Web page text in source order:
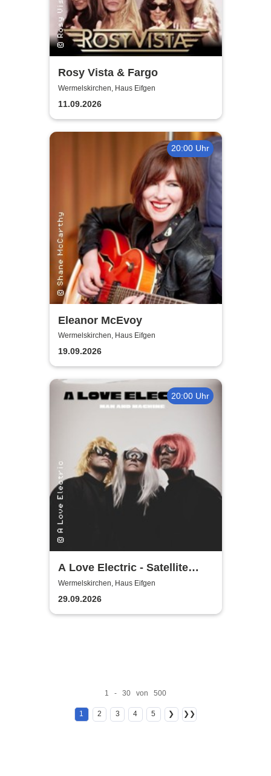
Rosy Vista & Fargo
Wermelskirchen, Haus Eifgen
11.09.2026
20:00 Uhr
Eleanor McEvoy
Wermelskirchen, Haus Eifgen
19.09.2026
20:00 Uhr
A Love Electric - Satellite
Jazz - New Perspectives in
Jazz
Wermelskirchen, Haus Eifgen
29.09.2026
1 - 30 von 500
1 2 3 4 5 ❯ ❯❯